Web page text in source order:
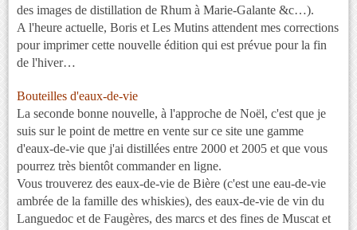
des images de distillation de Rhum à Marie-Galante &c…).
A l'heure actuelle, Boris et Les Mutins attendent mes corrections
pour imprimer cette nouvelle édition qui est prévue pour la fin
de l'hiver…
Bouteilles d'eaux-de-vie
La seconde bonne nouvelle, à l'approche de Noël, c'est que je
suis sur le point de mettre en vente sur ce site une gamme
d'eaux-de-vie que j'ai distillées entre 2000 et 2005 et que vous
pourrez très bientôt commander en ligne.
Vous trouverez des eaux-de-vie de Bière (c'est une eau-de-vie
ambrée de la famille des whiskies), des eaux-de-vie de vin du
Languedoc et de Faugères, des marcs et des fines de Muscat et